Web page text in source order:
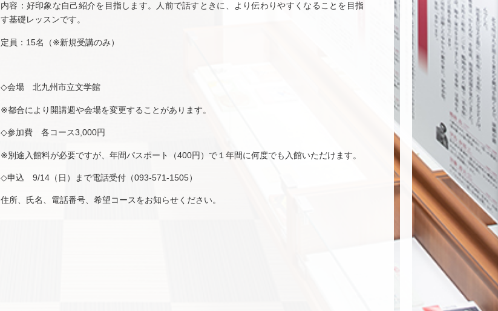
内容：好印象な自己紹介を目指します。人前で話すときに、より伝わりやすくなることを目指
す基礎レッスンです。
定員：15名（※新規受講のみ）
◇会場 北九州市立文学館
※都合により開講週や会場を変更することがあります。
◇参加費 各コース3,000円
※別途入館料が必要ですが、年間パスポート（400円）で１年間に何度でも入館いただけます。
◇申込 9/14（日）まで電話受付（093-571-1505）
住所、氏名、電話番号、希望コースをお知らせください。